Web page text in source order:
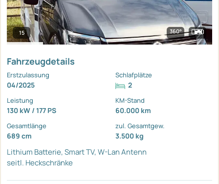
15 360°
Fahrzeugdetails
Erstzulassung
04/2025
Schlafplätze
2
Leistung
130 kW / 177 PS
KM-Stand
60.000 km
Gesamtlänge
689 cm
zul. Gesamtgew.
3.500 kg
Lithium Batterie,Smart TV, W-Lan Antenn
seitl. Heckschränke